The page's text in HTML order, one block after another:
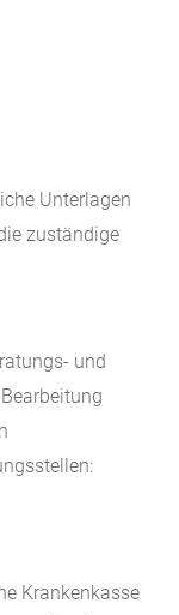
Unterlagen
zuständige
und
Krankenkasse